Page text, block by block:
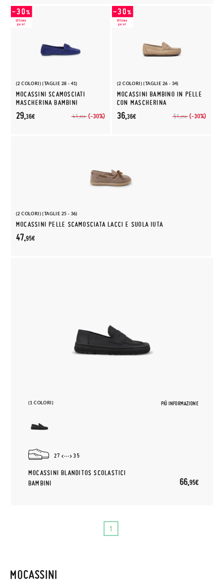
(2 COLORI) (TAGLIE 28 - 41)
MOCASSINI SCAMOSCIATI
MASCHERINA BAMBINI
41,95€ (-30%)
29,36€
(2 COLORI) (TAGLIE 26 - 34)
MOCASSINI BAMBINO IN PELLE
CON MASCHERINA
51,95€ (-30%)
36,36€
(2 COLORI) (TAGLIE 25 - 36)
MOCASSINI PELLE SCAMOSCIATA LACCI E SUOLA IUTA
47,95€
(1 COLORI) PIÙ INFORMAZIONE
27 35
MOCASSINI BLANDITOS SCOLASTICI
BAMBINI
66,95€
1
MOCASSINI